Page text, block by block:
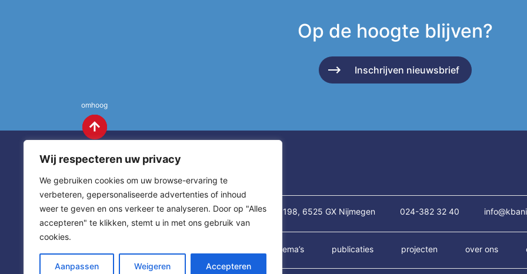
Wij respecteren uw privacy
We gebruiken cookies om uw browse-ervaring te
verbeteren, gepersonaliseerde advertenties of inhoud
weer te geven en ons verkeer te analyseren. Door op "Alles
accepteren" te klikken, stemt u in met ons gebruik van
cookies.
Aanpassen Weigeren Accepteren
Op de hoogte blijven?
Inschrijven nieuwsbrief
omhoog
Contact St. Annastraat 198, 6525 GX Nijmegen 024-382 32 40
thema’s publicaties projecten over ons